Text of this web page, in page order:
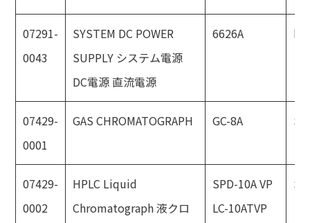
07291-
0043
SYSTEM DC POWER
SUPPLY システム電源
DC電源 直流電源
6626A hp
07429-
0001
GAS CHROMATOGRAPH GC-8A
07429-
0002
HPLC Liquid
Chromatograph 液クロ
SPD-10A VP
LC-10ATVP